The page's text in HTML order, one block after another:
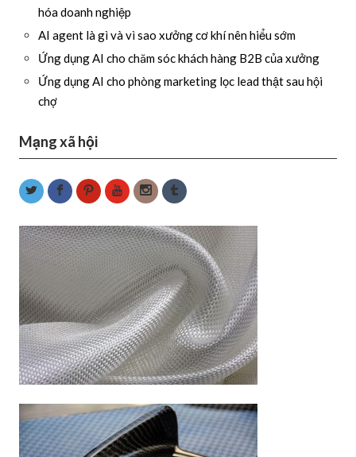
hóa doanh nghiệp
AI agent là gì và vì sao xưởng cơ khí nên hiểu sớm
Ứng dụng AI cho chăm sóc khách hàng B2B của xưởng
Ứng dụng AI cho phòng marketing lọc lead thật sau hội
chợ
Mạng xã hội